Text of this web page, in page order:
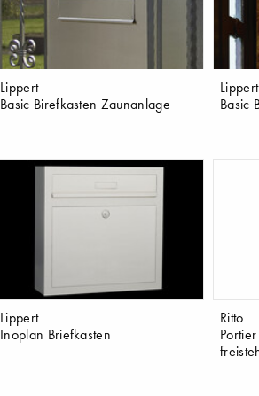
Lippert
Basic Birefkasten Zaunanlage
Lippert
Basic
Lippert
Inoplan Briefkasten
Ritto